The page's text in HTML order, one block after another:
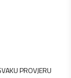
PROVJERU